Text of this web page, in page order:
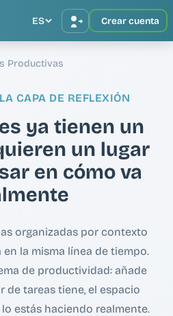
ES Crear cuenta
Productivas
CAPA DE REFLEXIÓN
ya tienen un
un lugar
en cómo va
organizadas por contexto
la misma línea de tiempo.
de productividad: añade
de tareas tiene, el espacio
estás haciendo realmente.